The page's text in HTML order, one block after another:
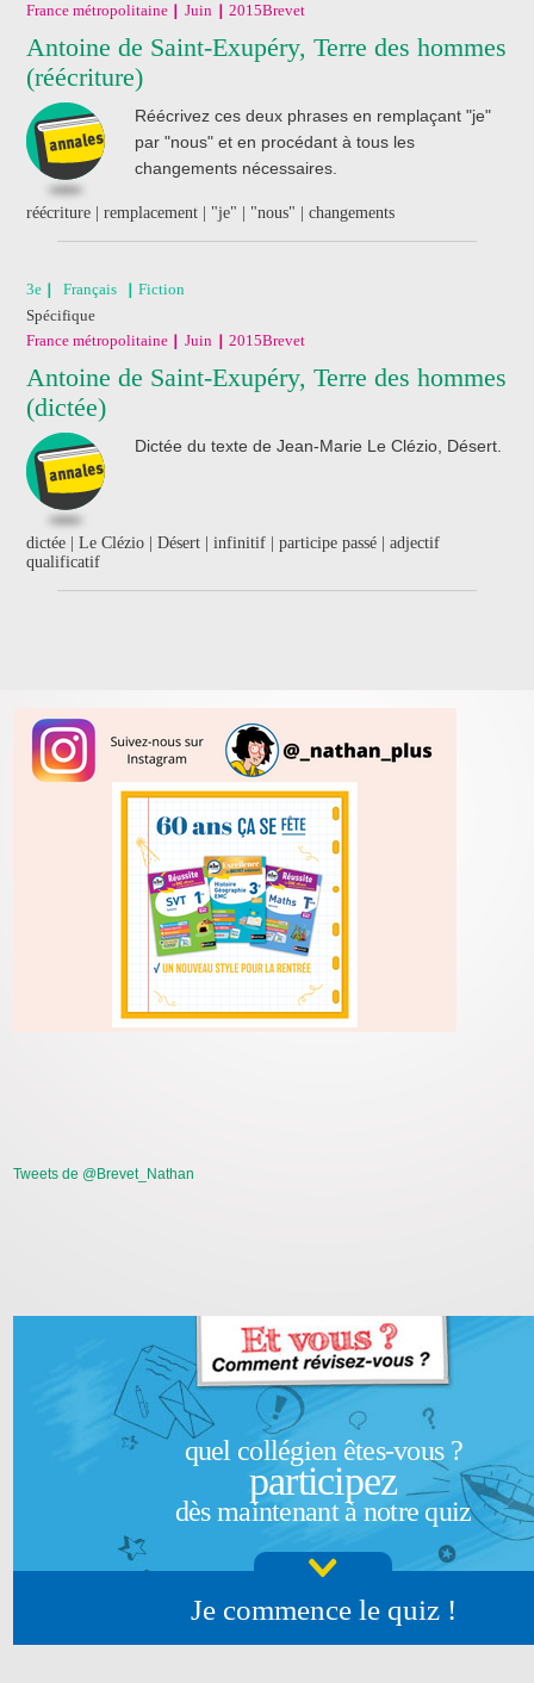
France métropolitaine
Juin 2015Brevet
Antoine de Saint-Exupéry, Terre des hommes
(réécriture)
Réécrivez ces deux phrases en remplaçant "je"
par "nous" et en procédant à tous les
changements nécessaires.
réécriture | remplacement | "je" | "nous" | changements
3e Français
Fiction
Spécifique
France métropolitaine
Juin 2015Brevet
Antoine de Saint-Exupéry, Terre des hommes
(dictée)
Dictée du texte de Jean-Marie Le Clézio, Désert.
dictée | Le Clézio | Désert | infinitif | participe passé | adjectif
qualificatif
Tweets de @Brevet_Nathan
quel collégien êtes-vous ?
participez
dès maintenant à notre quiz
Je commence le quiz !